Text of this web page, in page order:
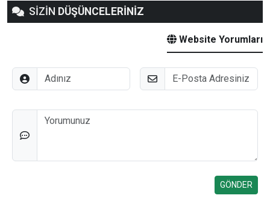
SİZİN DÜŞÜNCELERİNİZ
Website Yorumları
Adınız E-Posta
Düşünceleriniz